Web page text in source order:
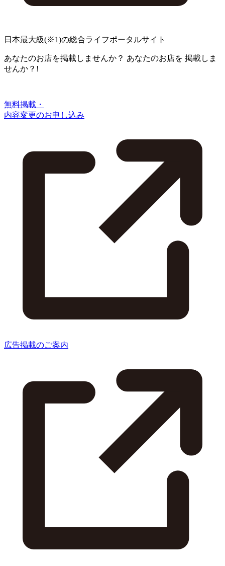
日本最大級(※1)の総合ライフポータルサイト
あなたのお店を掲載しませんか？ あなたのお店を 掲載しま
せんか？!
無料掲載・
内容変更のお申し込み
広告掲載のご案内